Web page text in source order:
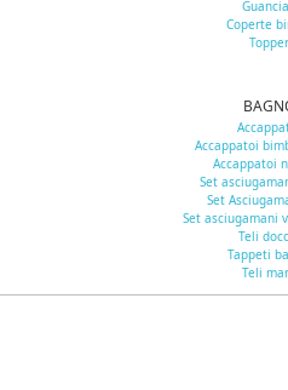
Coperte
Topper
Accappatoi
Accappatoi
Set
Set
Set asciugamani
Teli
Tappeti
Teli